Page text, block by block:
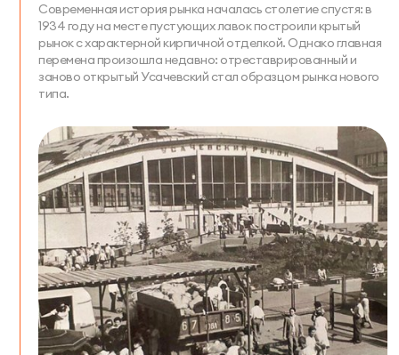
Современная история рынка началась столетие спустя: в
1934 году на месте пустующих лавок построили крытый
рынок с характерной кирпичной отделкой. Однако главная
перемена произошла недавно: отреставрированный и
заново открытый Усачевский стал образцом рынка нового
типа.